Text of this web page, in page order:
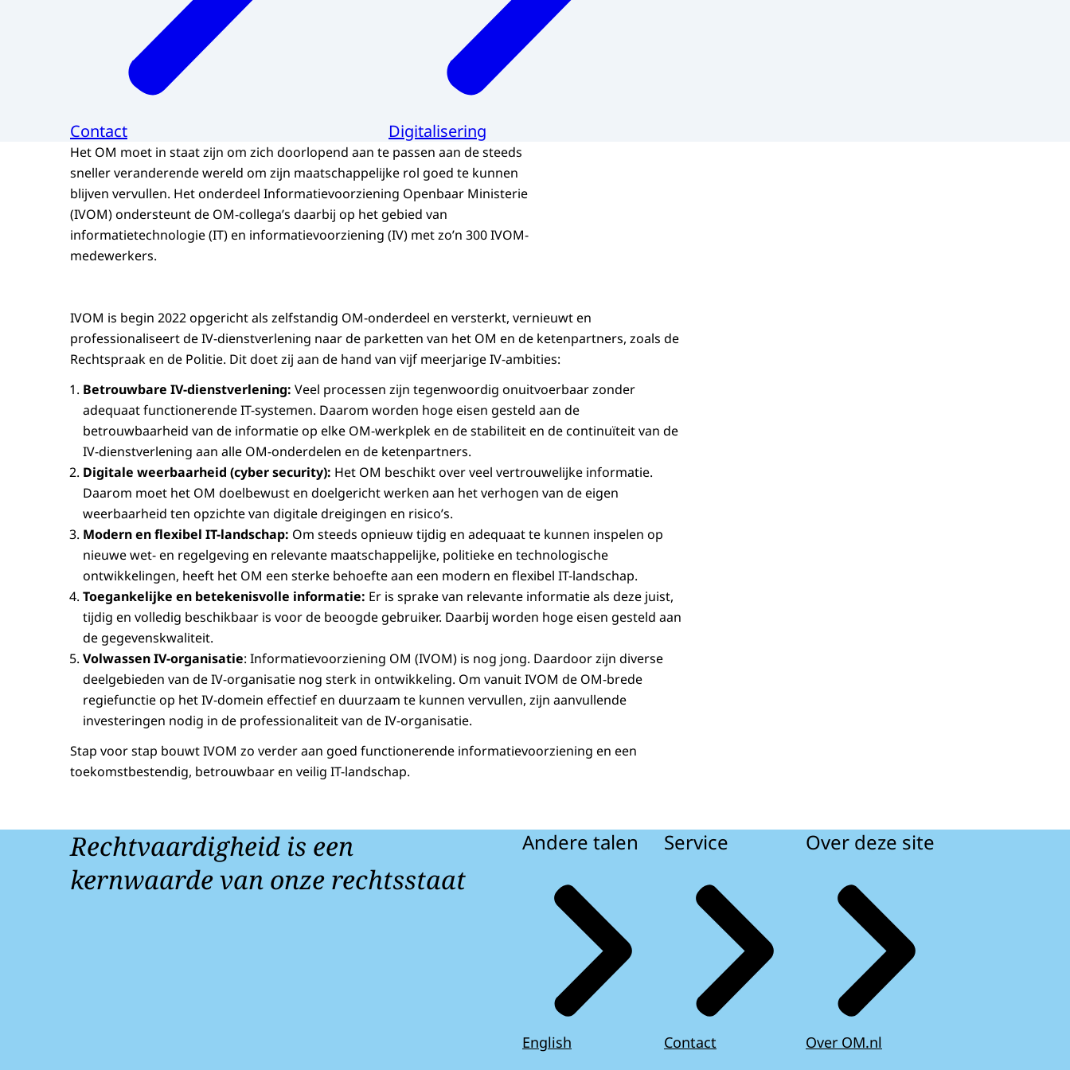
Contact Digitalisering
Het OM moet in staat zijn om zich doorlopend aan te passen aan de steeds
sneller veranderende wereld om zijn maatschappelijke rol goed te kunnen
blijven vervullen. Het onderdeel Informatievoorziening Openbaar Ministerie
(IVOM) ondersteunt de OM-collega’s daarbij op het gebied van
informatietechnologie (IT) en informatievoorziening (IV) met zo’n 300 IVOM-
medewerkers.
IVOM is begin 2022 opgericht als zelfstandig OM-onderdeel en versterkt, vernieuwt en
professionaliseert de IV-dienstverlening naar de parketten van het OM en de ketenpartners, zoals de
Rechtspraak en de Politie. Dit doet zij aan de hand van vijf meerjarige IV-ambities:
Betrouwbare IV-dienstverlening: Veel processen zijn tegenwoordig onuitvoerbaar zonder
adequaat functionerende IT-systemen. Daarom worden hoge eisen gesteld aan de
betrouwbaarheid van de informatie op elke OM-werkplek en de stabiliteit en de continuïteit van de
IV-dienstverlening aan alle OM-onderdelen en de ketenpartners.
Digitale weerbaarheid (cyber security): Het OM beschikt over veel vertrouwelijke informatie.
Daarom moet het OM doelbewust en doelgericht werken aan het verhogen van de eigen
weerbaarheid ten opzichte van digitale dreigingen en risico’s.
Modern en flexibel IT-landschap: Om steeds opnieuw tijdig en adequaat te kunnen inspelen op
nieuwe wet- en regelgeving en relevante maatschappelijke, politieke en technologische
ontwikkelingen, heeft het OM een sterke behoefte aan een modern en flexibel IT-landschap.
Toegankelijke en betekenisvolle informatie: Er is sprake van relevante informatie als deze juist,
tijdig en volledig beschikbaar is voor de beoogde gebruiker. Daarbij worden hoge eisen gesteld aan
de gegevenskwaliteit.
Volwassen IV-organisatie: Informatievoorziening OM (IVOM) is nog jong. Daardoor zijn diverse
deelgebieden van de IV-organisatie nog sterk in ontwikkeling. Om vanuit IVOM de OM-brede
regiefunctie op het IV-domein effectief en duurzaam te kunnen vervullen, zijn aanvullende
investeringen nodig in de professionaliteit van de IV-organisatie.
Stap voor stap bouwt IVOM zo verder aan goed functionerende informatievoorziening en een
toekomstbestendig, betrouwbaar en veilig IT-landschap.
Rechtvaardigheid is een
kernwaarde van onze rechtsstaat
Andere talen
English
Service
Contact
Over deze site
Over OM.nl